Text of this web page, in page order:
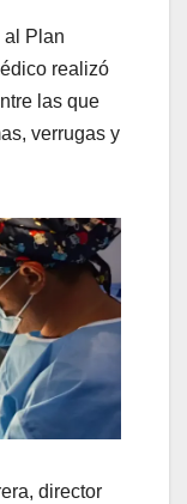
al Plan
realizó
las que
verrugas y
director